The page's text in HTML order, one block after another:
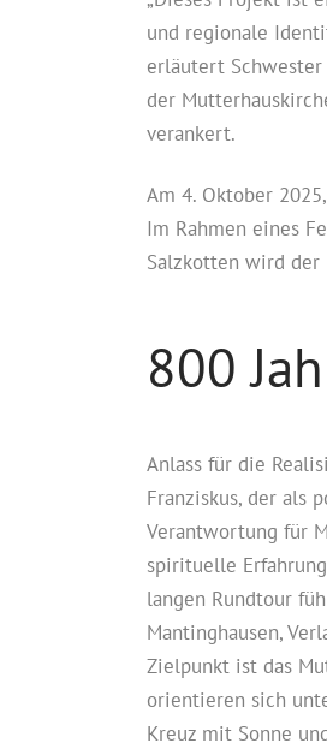
und regionale
erläutert Schwester
der
verankert.
Am 4. Oktober
Im Rahmen eines
Salzkotten wird der
800
Anlass für die
Franziskus, der als
Verantwortung für
spirituelle
langen Rundtour
Mantinghausen,
Zielpunkt ist das
orientieren sich
Kreuz mit Sonne